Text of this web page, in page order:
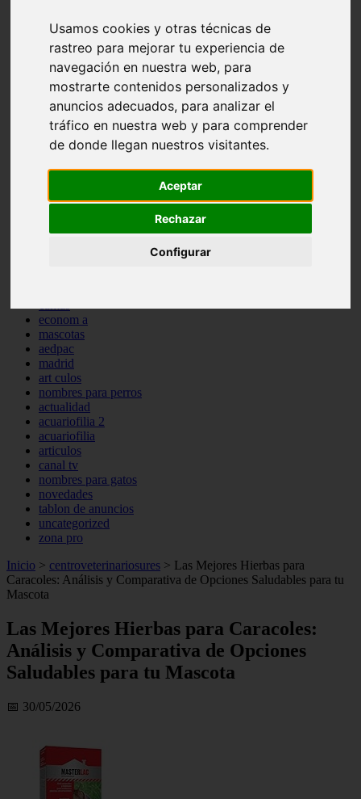
Usamos cookies y otras técnicas de
rastreo para mejorar tu experiencia de
navegación en nuestra web, para
mostrarte contenidos personalizados y
anuncios adecuados, para analizar el
tráfico en nuestra web y para comprender
de donde llegan nuestros visitantes.
Aceptar
Rechazar
Configurar
protagonistas
reptiles
abandono
adopci n
ferias
higiene
snacks
acuario
iberzoo propet
estanques
conejos
navidad
econom a
mascotas
aedpac
madrid
art culos
nombres para perros
actualidad
acuariofilia 2
acuariofilia
articulos
canal tv
nombres para gatos
novedades
tablon de anuncios
uncategorized
zona pro
Inicio > centroveterinariosures > Las Mejores Hierbas para
Caracoles: Análisis y Comparativa de Opciones Saludables para tu
Mascota
Las Mejores Hierbas para Caracoles:
Análisis y Comparativa de Opciones
Saludables para tu Mascota
📅 30/05/2026